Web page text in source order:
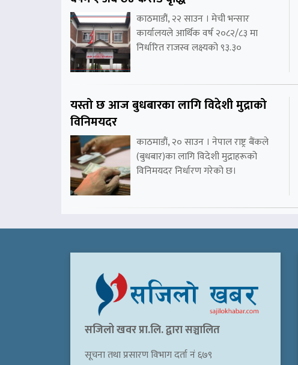
काठमाडौं, २२ साउन । मेची भन्सार
कार्यालयले आर्थिक वर्ष २०८२/८३ मा
निर्धारित राजस्व लक्ष्यको ९३.३०
यस्तो छ आज बुधबारका लागि विदेशी मुद्राको
विनिमयदर
काठमाडौं, २० साउन । नेपाल राष्ट्र बैंकले
(बुधबार)का लागि विदेशी मुद्राहरूको
विनिमयदर निर्धारण गरेको छ।
सजिलो खवर प्रा.लि. द्वारा सञ्चालित
सूचना तथा प्रसारण विभाग दर्ता नं ६७९